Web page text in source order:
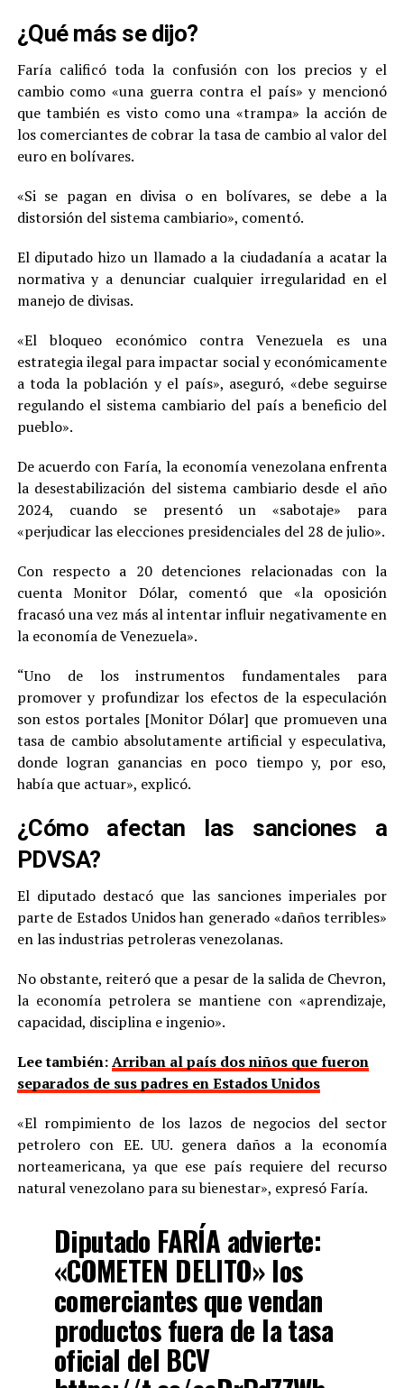
¿Qué más se dijo?
Faría calificó toda la confusión con los precios y el
cambio como «una guerra contra el país» y mencionó
que también es visto como una «trampa» la acción de
los comerciantes de cobrar la tasa de cambio al valor del
euro en bolívares.
«Si se pagan en divisa o en bolívares, se debe a la
distorsión del sistema cambiario», comentó.
El diputado hizo un llamado a la ciudadanía a acatar la
normativa y a denunciar cualquier irregularidad en el
manejo de divisas.
«El bloqueo económico contra Venezuela es una
estrategia ilegal para impactar social y económicamente
a toda la población y el país», aseguró, «debe seguirse
regulando el sistema cambiario del país a beneficio del
pueblo».
De acuerdo con Faría, la economía venezolana enfrenta
la desestabilización del sistema cambiario desde el año
2024, cuando se presentó un «sabotaje» para
«perjudicar las elecciones presidenciales del 28 de julio».
Con respecto a 20 detenciones relacionadas con la
cuenta Monitor Dólar, comentó que «la oposición
fracasó una vez más al intentar influir negativamente en
la economía de Venezuela».
“Uno de los instrumentos fundamentales para
promover y profundizar los efectos de la especulación
son estos portales [Monitor Dólar] que promueven una
tasa de cambio absolutamente artificial y especulativa,
donde logran ganancias en poco tiempo y, por eso,
había que actuar», explicó.
¿Cómo afectan las sanciones a
PDVSA?
El diputado destacó que las sanciones imperiales por
parte de Estados Unidos han generado «daños terribles»
en las industrias petroleras venezolanas.
No obstante, reiteró que a pesar de la salida de Chevron,
la economía petrolera se mantiene con «aprendizaje,
capacidad, disciplina e ingenio».
Lee también:Arriban al país dos niños que fueron
separados de sus padres en Estados Unidos
«El rompimiento de los lazos de negocios del sector
petrolero con EE. UU. genera daños a la economía
norteamericana, ya que ese país requiere del recurso
natural venezolano para su bienestar», expresó Faría.
Diputado FARÍA advierte:
«COMETEN DELITO» los
comerciantes que vendan
productos fuera de la tasa
oficial del BCV